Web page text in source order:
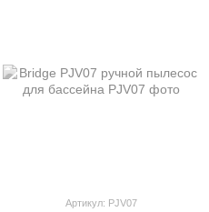
Артикул: PJV07